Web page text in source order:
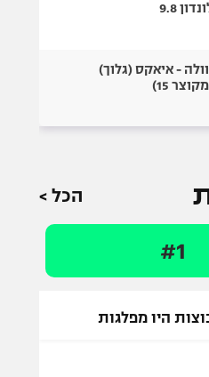
9.8
- איאקס (גלוך)
15)
הכל >
#1
היו מפלגות